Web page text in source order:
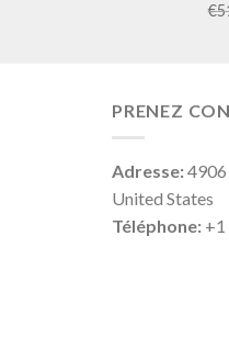
€
PRENEZ
Adresse:4906
United States
Téléphone: +1